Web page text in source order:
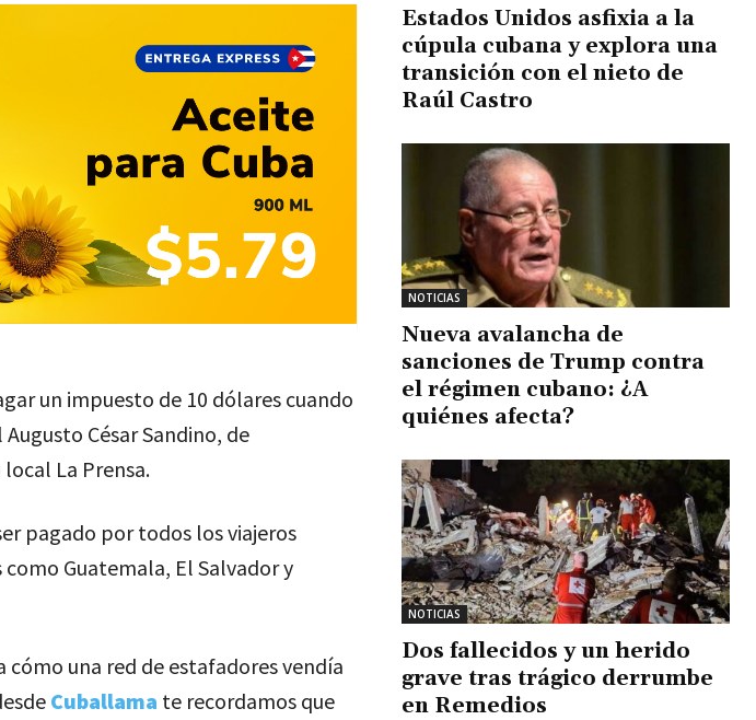
un impuesto de 10 dólares cuando
César Sandino, de
La Prensa.
pagado por todos los viajeros
Guatemala, El Salvador y
cómo una red de estafadores vendía
Cuballama te recordamos que
Estados Unidos asfixia a la
cúpula cubana y explora una
transición con el nieto de
Raúl Castro
NOTICIAS
Nueva avalancha de
sanciones de Trump contra
el régimen cubano: ¿A
quiénes afecta?
NOTICIAS
Dos fallecidos y un herido
grave tras trágico derrumbe
en Remedios